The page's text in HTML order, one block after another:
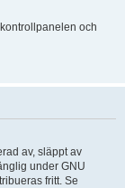
och
av, släppt av
under GNU
fritt. Se